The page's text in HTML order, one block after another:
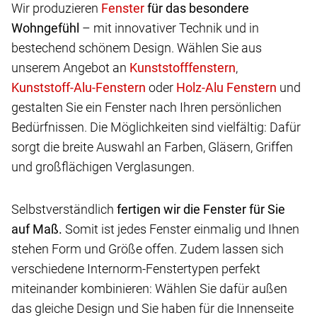
Wir produzieren
für das besondere
Wohngefühl – mit innovativer Technik und in
bestechend schönem Design. Wählen Sie aus
unserem Angebot an
,
oder
und
gestalten Sie ein Fenster nach Ihren persönlichen
Bedürfnissen. Die Möglichkeiten sind vielfältig: Dafür
sorgt die breite Auswahl an Farben, Gläsern, Griffen
und großflächigen Verglasungen.
Selbstverständlich fertigen wir die Fenster für Sie
auf Maß. Somit ist jedes Fenster einmalig und Ihnen
stehen Form und Größe offen. Zudem lassen sich
verschiedene Internorm-Fenstertypen perfekt
miteinander kombinieren: Wählen Sie dafür außen
das gleiche Design und Sie haben für die Innenseite